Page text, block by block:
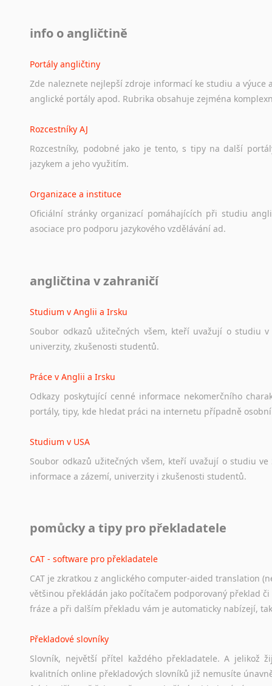
info o angličtině
Portály angličtiny
Zde naleznete nejlepší zdroje informací ke studiu a výuce
anglické portály apod. Rubrika obsahuje zejména
Rozcestníky AJ
Rozcestníky, podobné jako je tento, s tipy na další
jazykem a jeho využitím.
Organizace a instituce
Oficiální stránky organizací pomáhajících při studiu
asociace pro podporu jazykového vzdělávání ad.
Ať už se jedná o česká diskusní
angličtina v zahraničí
Studium v Anglii a Irsku
Soubor odkazů užitečných všem, kteří uvažují o studiu v
univerzity, zkušenosti studentů.
Práce v Anglii a Irsku
Odkazy poskytující cenné informace nekomerčního
portály, tipy, kde hledat práci na internetu případně osobní
Studium v USA
Soubor odkazů užitečných všem, kteří uvažují o studiu ve
informace a zázemí, univerzity i zkušenosti studentů.
Odkazy poskytující cenné informace nekomerčního
Studium v Austrálii
Soubor odkazů užitečných všem, kteří uvažují o studiu v
a zázemí, australské univerzity a samozřejmě i osobní
Práce v Austrálii
Odkazy poskytující cenné informace nekomerčního
hledat práci na internetu případně osobní zkušenosti
pomůcky a tipy pro překladatele
CAT - software pro překladatele
CAT je zkratkou z anglického computer-aided translation
většinou překládán jako počítačem podporovaný překlad
fráze a při dalším překladu vám je automaticky nabízejí,
Překladové slovníky
Slovník, největší přítel každého překladatele. A jelikož
kvalitních online překladových slovníků již nemusíte